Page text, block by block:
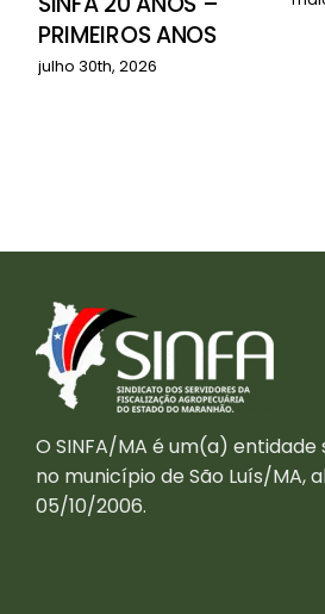
PRIMEIROS ANOS
julho 30th, 2026
O SINFA/MA é um(a)
no município de São Luís/MA,
05/10/2006.